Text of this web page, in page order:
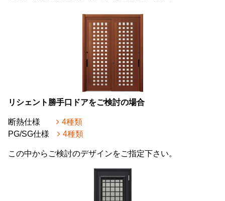
リシェント勝手口ドアをご検討の場合
断熱仕様
4種類
PG/SG仕様
4種類
この中からご検討のデザインをご指定下さい。